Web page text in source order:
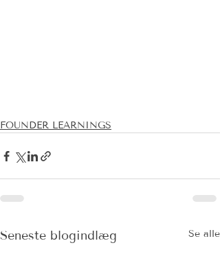
FOUNDER LEARNINGS
Seneste blogindlæg Se alle